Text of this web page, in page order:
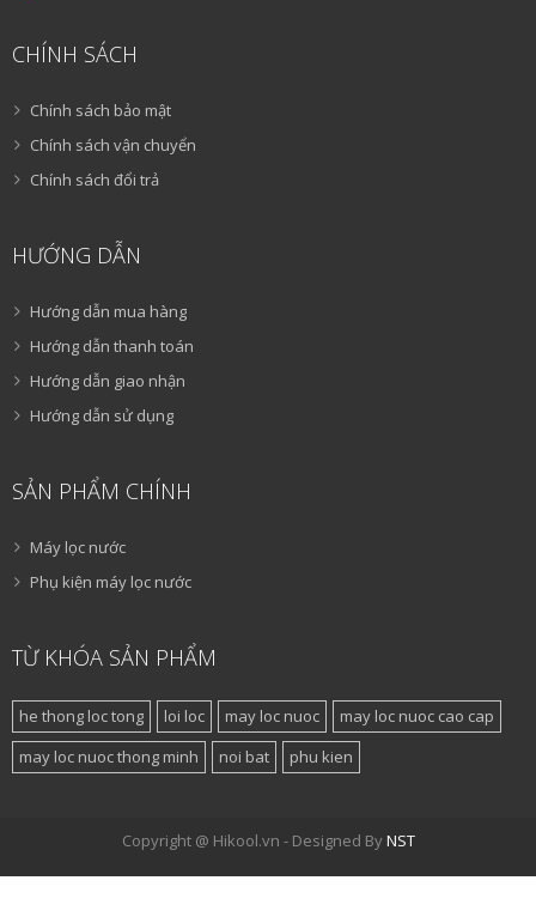
CHÍNH SÁCH
Chính sách bảo mật
Chính sách vận chuyển
Chính sách đổi trả
HƯỚNG DẪN
Hướng dẫn mua hàng
Hướng dẫn thanh toán
Hướng dẫn giao nhận
Hướng dẫn sử dụng
SẢN PHẨM CHÍNH
Máy lọc nước
Phụ kiện máy lọc nước
TỪ KHÓA SẢN PHẨM
he thong loc tong loi loc may loc nuoc
may loc nuoc cao cap
may loc nuoc thong minh
noi bat phu kien
Copyright @ Hikool.vn - Designed ByNST